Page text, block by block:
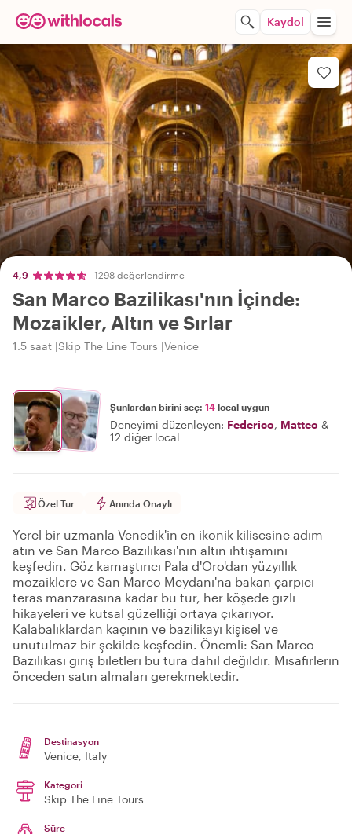
Kaydol
4,9 1298 değerlendirme
San Marco Bazilikası'nın İçinde:
Mozaikler, Altın ve Sırlar
1.5 saat Skip The Line Tours Venice
Şunlardan birini seç: 14 local uygun
Deneyimi düzenleyen: Federico, Matteo &
12 diğer local
Özel Tur Anında Onaylı
Yerel bir uzmanla Venedik'in en ikonik kilisesine adım
atın ve San Marco Bazilikası'nın altın ihtişamını
keşfedin. Göz kamaştırıcı Pala d'Oro'dan yüzyıllık
mozaiklere ve San Marco Meydanı'na bakan çarpıcı
teras manzarasına kadar bu tur, her köşede gizli
hikayeleri ve kutsal güzelliği ortaya çıkarıyor.
Kalabalıklardan kaçının ve bazilikayı kişisel ve
unutulmaz bir şekilde keşfedin. Önemli: San Marco
Bazilikası giriş biletleri bu tura dahil değildir. Misafirlerin
önceden satın almaları gerekmektedir.
Destinasyon
Venice, Italy
Kategori
Skip The Line Tours
Süre